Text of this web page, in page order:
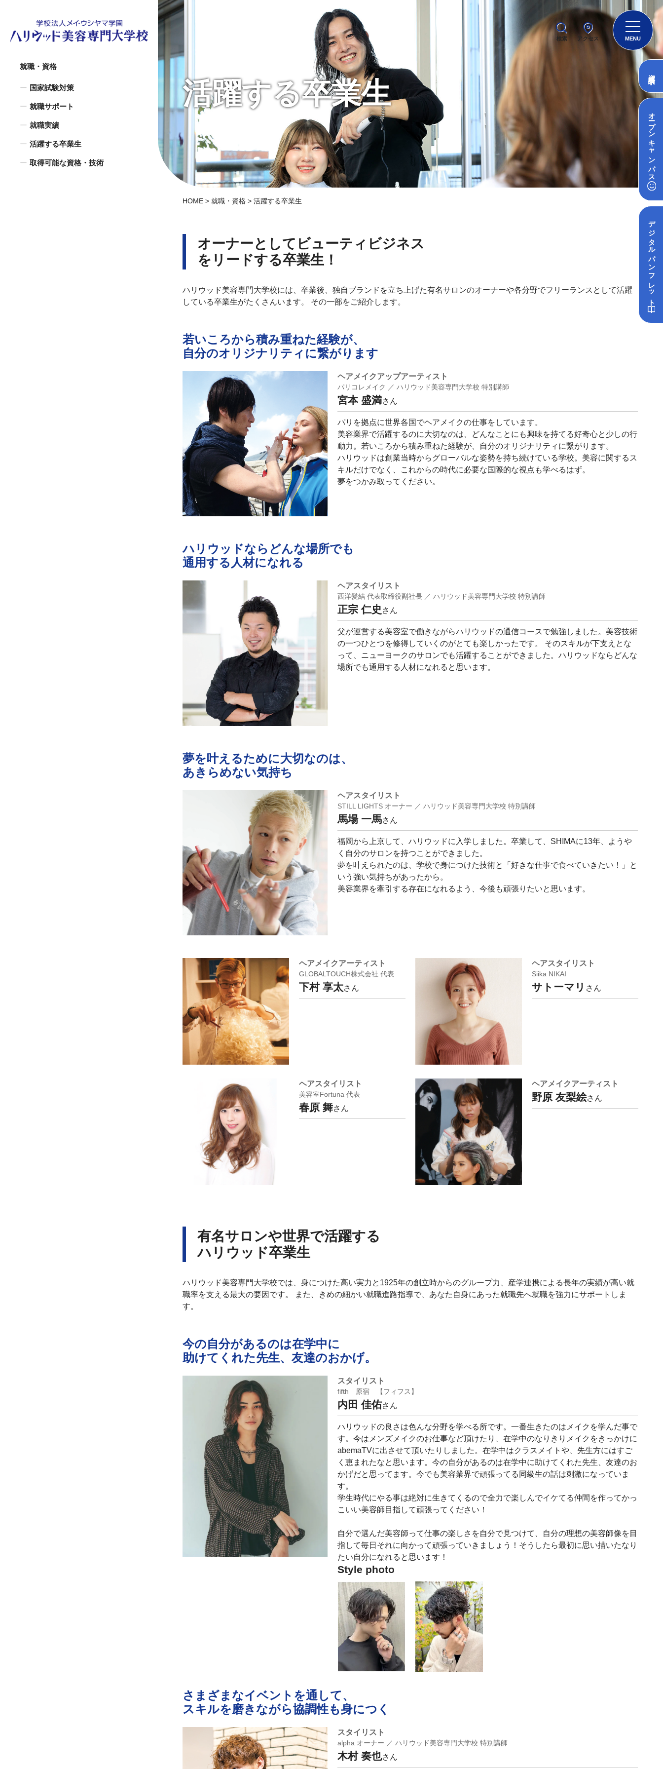
検索 アクセス MENU
活躍する卒業生
HOME > 就職・資格 > 活躍する卒業生
オーナーとしてビューティビジネス
をリードする卒業生！
ハリウッド美容専門大学校には、卒業後、独自ブランドを立ち上げた有名サロンのオーナーや各分野でフリーランスとして活躍
している卒業生がたくさんいます。 その一部をご紹介します。
若いころから積み重ねた経験が、
自分のオリジナリティに繋がります
ヘアメイクアップアーティスト
パリコレメイク ／ ハリウッド美容専門大学校 特別講師
宮本 盛満さん
パリを拠点に世界各国でヘアメイクの仕事をしています。
美容業界で活躍するのに大切なのは、どんなことにも興味を持てる好奇心と少しの行
動力。若いころから積み重ねた経験が、自分のオリジナリティに繋がります。
ハリウッドは創業当時からグローバルな姿勢を持ち続けている学校。美容に関するス
キルだけでなく、これからの時代に必要な国際的な視点も学べるはず。
夢をつかみ取ってください。
ハリウッドならどんな場所でも
通用する人材になれる
ヘアスタイリスト
西洋髪結 代表取締役副社長 ／ ハリウッド美容専門大学校 特別講師
正宗 仁史 さん
父が運営する美容室で働きながらハリウッドの通信コースで勉強しました。美容技術
の一つひとつを修得していくのがとても楽しかったです。 そのスキルが下支えとな
って、ニューヨークのサロンでも活躍することができました。ハリウッドならどんな
場所でも通用する人材になれると思います。
夢を叶えるために大切なのは、
あきらめない気持ち
ヘアスタイリスト
STILL LIGHTS オーナー ／ ハリウッド美容専門大学校 特別講師
馬場 一馬さん
福岡から上京して、ハリウッドに入学しました。卒業して、SHIMAに13年、ようや
く自分のサロンを持つことができました。
夢を叶えられたのは、学校で身につけた技術と「好きな仕事で食べていきたい！」と
いう強い気持ちがあったから。
美容業界を牽引する存在になれるよう、今後も頑張りたいと思います。
ヘアメイクアーティスト
GLOBALTOUCH株式会社 代表
下村 享太さん
ヘアスタイリスト
Siika NIKAI
サトーマリ さん
ヘアスタイリスト
美容室Fortuna 代表
春原 舞さん
ヘアメイクアーティスト
野原 友梨絵さん
有名サロンや世界で活躍する
ハリウッド卒業生
ハリウッド美容専門大学校では、身につけた高い実力と1925年の創立時からのグループ力、産学連携による長年の実績が高い就
職率を支える最大の要因です。 また、きめの細かい就職進路指導で、あなた自身にあった就職先へ就職を強力にサポートしま
す。
今の自分があるのは在学中に
助けてくれた先生、友達のおかげ。
スタイリスト
fifth 原宿 【フィフス】
内田 佳佑さん
ハリウッドの良さは色んな分野を学べる所です。一番生きたのはメイクを学んだ事で
す。今はメンズメイクのお仕事など頂けたり、在学中のなりきりメイクをきっかけに
abemaTVに出させて頂いたりしました。在学中はクラスメイトや、先生方にはすご
く恵まれたなと思います。今の自分があるのは在学中に助けてくれた先生、友達のお
かげだと思ってます。今でも美容業界で頑張ってる同級生の話は刺激になっていま
す。
学生時代にやる事は絶対に生きてくるので全力で楽しんでイケてる仲間を作ってかっ
こいい美容師目指して頑張ってください！
自分で選んだ美容師って仕事の楽しさを自分で見つけて、自分の理想の美容師像を目
指して毎日それに向かって頑張っていきましょう！そうしたら最初に思い描いたなり
たい自分になれると思います！
Style photo
さまざまなイベントを通して、
スキルを磨きながら協調性も身につく
スタイリスト
alpha オーナー ／ ハリウッド美容専門大学校 特別講師
木村 奏也さん
就職・資格
国家試験対策
就職サポート
就職実績
活躍する卒業生
取得可能な資格・技術
オープン
キャンパス
デジタル
パンフレット